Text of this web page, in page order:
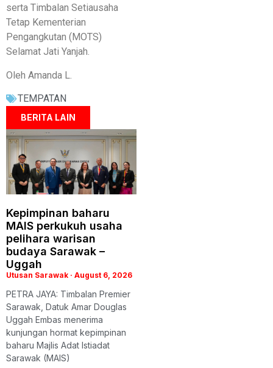
serta Timbalan Setiausaha
Tetap Kementerian
Pengangkutan (MOTS)
Selamat Jati Yanjah.
Oleh Amanda L.
TEMPATAN
BERITA LAIN
Kepimpinan baharu
MAIS perkukuh usaha
pelihara warisan
budaya Sarawak –
Uggah
Utusan Sarawak August 6, 2026
PETRA JAYA: Timbalan Premier
Sarawak, Datuk Amar Douglas
Uggah Embas menerima
kunjungan hormat kepimpinan
baharu Majlis Adat Istiadat
Sarawak (MAIS)